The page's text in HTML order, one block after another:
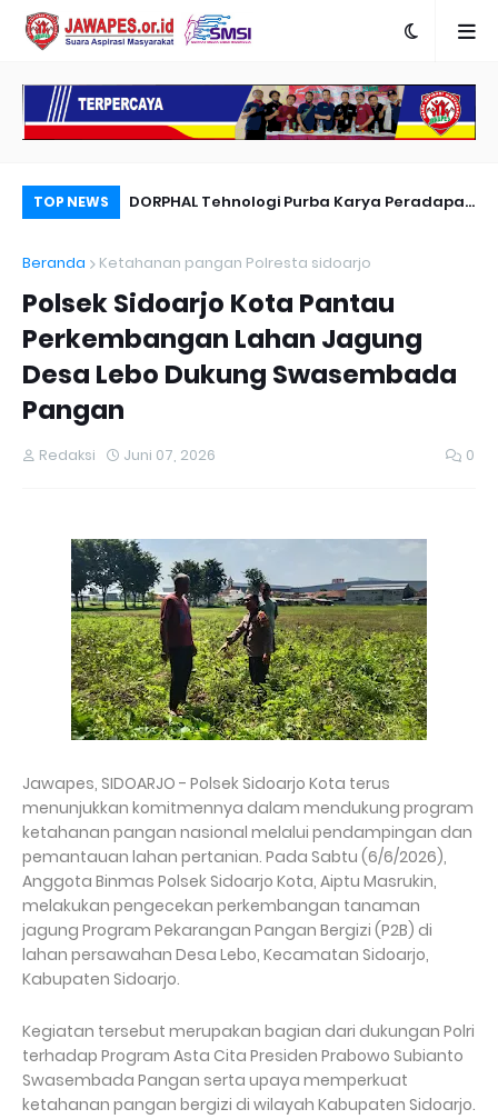
TOP NEWS
Anies
DORPHAL Tehnologi Purba Karya Peradapan
Beranda
Ketahanan pangan Polresta sidoarjo
Polsek Sidoarjo Kota Pantau
Perkembangan Lahan Jagung
Desa Lebo Dukung Swasembada
Pangan
Redaksi Juni 07, 2026 0
Jawapes, SIDOARJO - Polsek Sidoarjo Kota terus
menunjukkan komitmennya dalam mendukung program
ketahanan pangan nasional melalui pendampingan dan
pemantauan lahan pertanian. Pada Sabtu (6/6/2026),
Anggota Binmas Polsek Sidoarjo Kota, Aiptu Masrukin,
melakukan pengecekan perkembangan tanaman
jagung Program Pekarangan Pangan Bergizi (P2B) di
lahan persawahan Desa Lebo, Kecamatan Sidoarjo,
Kabupaten Sidoarjo.
Kegiatan tersebut merupakan bagian dari dukungan Polri
terhadap Program Asta Cita Presiden Prabowo Subianto
Swasembada Pangan serta upaya memperkuat
ketahanan pangan bergizi di wilayah Kabupaten Sidoarjo.